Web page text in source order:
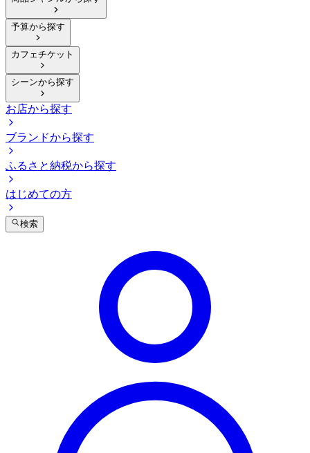
予算から探す
カフェチケット
シーンから探す
お店から探す
ブランドから探す
ふるさと納税から探す
はじめての方
検索